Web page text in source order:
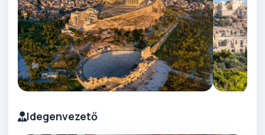
Idegenvezető